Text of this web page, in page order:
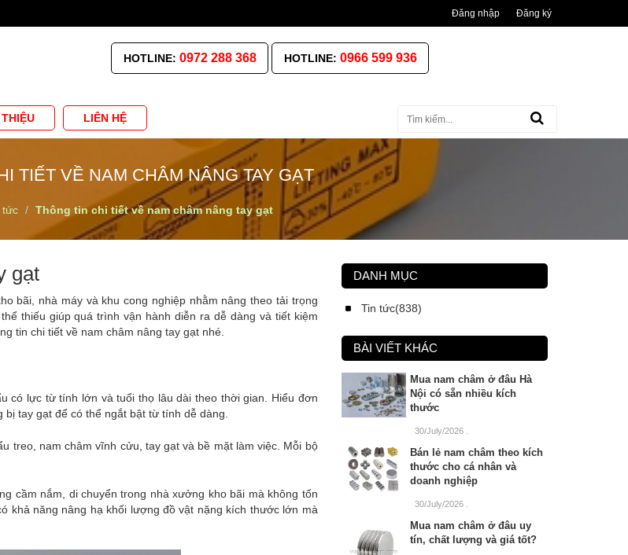
Đăng nhập Đăng ký
HOTLINE: 0972 288 368 HOTLINE: 0966 599 936
LIÊN HỆ
TIẾT VỀ NAM CHÂM NÂNG TAY GẠT
tức Thông tin chi tiết về nam châm nâng tay gạt
gạt
bãi, nhà máy và khu cong nghiệp nhằm nâng theo tải trọng
thiếu giúp quá trình vận hành diễn ra dễ dàng và tiết kiệm
tin chi tiết về nam châm nâng tay gạt nhé.
có lực từ tính lớn và tuổi thọ lâu dài theo thời gian. Hiểu đơn
tay gạt để có thể ngắt bật từ tính dễ dàng.
treo, nam châm vĩnh cửu, tay gạt và bề mặt làm việc. Mỗi bộ
cầm nắm, di chuyển trong nhà xưởng kho bãi mà không tốn
khả năng nâng hạ khối lượng đồ vật nặng kích thước lớn mà
DANH MỤC
Tin tức(838)
BÀI VIẾT KHÁC
Mua nam châm ở đâu Hà
Nội có sẵn nhiều kích
thước
30/July/2026
Bán lẻ nam châm theo kích
thước cho cá nhân và
doanh nghiệp
30/July/2026
Mua nam châm ở đâu uy
tín, chất lượng và giá tốt?